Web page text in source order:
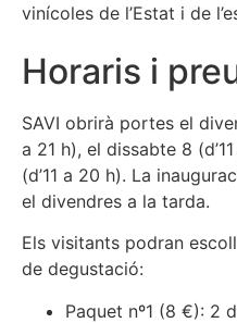
vinícoles de l’Estat i de
Horaris i
SAVI obrirà portes el
a 21 h), el dissabte 8
(d’11 a 20 h). La
el divendres a la tarda.
Els visitants podran
de degustació:
Paquet nº1 (8 €): 2